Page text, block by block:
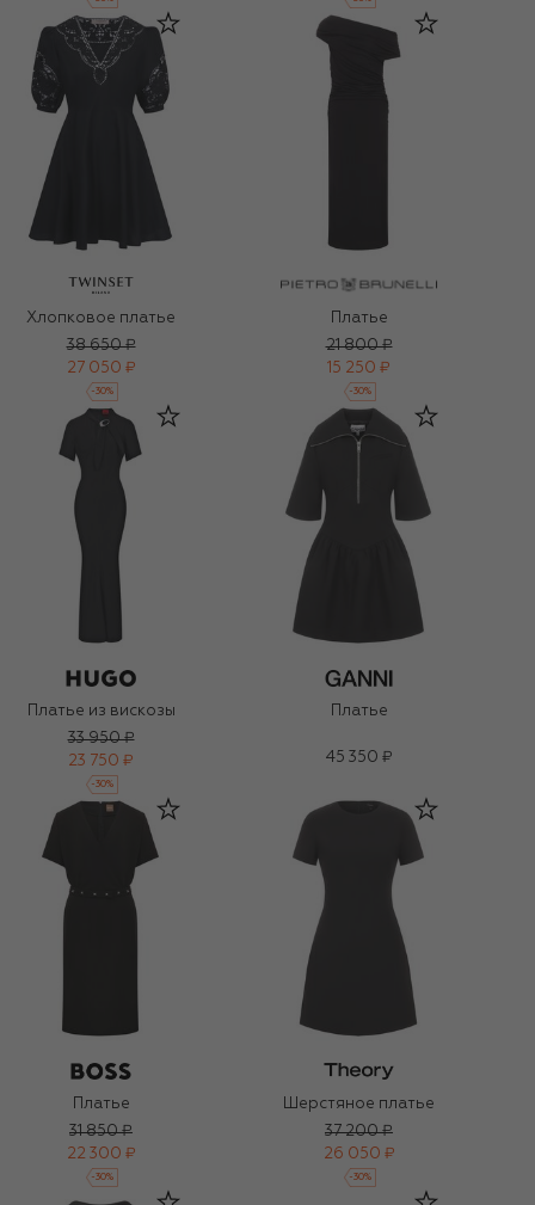
Хлопковое платье
38 650 ₽
27 050 ₽
-30%
Платье
21 800 ₽
15 250 ₽
-30%
Платье из вискозы
33 950 ₽
23 750 ₽
-30%
Платье
45 350 ₽
Платье
31 850 ₽
22 300 ₽
-30%
Шерстяное платье
37 200 ₽
26 050 ₽
-30%